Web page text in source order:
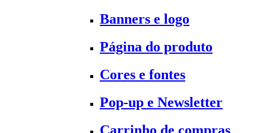
Banners e logo
Página do produto
Cores e fontes
Pop-up e Newsletter